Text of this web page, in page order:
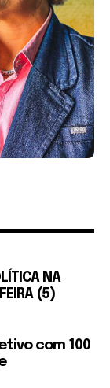
NA
(5)
com 100